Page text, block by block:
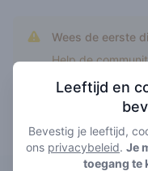
Wees de eerste
Help de
Top rated Pinata
Leeftijd en
Bevestig je leeftijd,
ons privacybeleid. Je
toegang te